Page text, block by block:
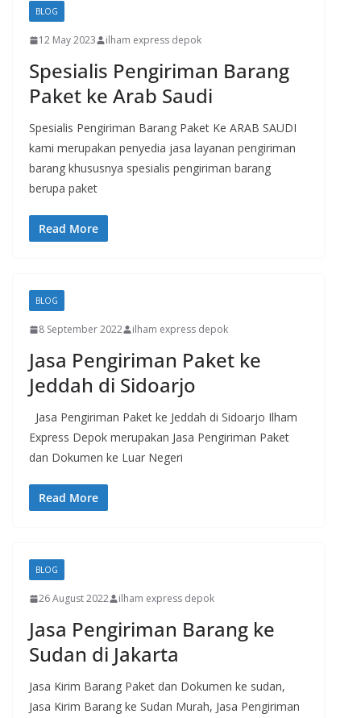
BLOG
12 May 2023 ilham express depok
Spesialis Pengiriman Barang
Paket ke Arab Saudi
Spesialis Pengiriman Barang Paket Ke ARAB SAUDI
kami merupakan penyedia jasa layanan pengiriman
barang khususnya spesialis pengiriman barang
berupa paket
Read More
BLOG
8 September 2022 ilham express depok
Jasa Pengiriman Paket ke
Jeddah di Sidoarjo
Jasa Pengiriman Paket ke Jeddah di Sidoarjo Ilham
Express Depok merupakan Jasa Pengiriman Paket
dan Dokumen ke Luar Negeri
Read More
BLOG
26 August 2022 ilham express depok
Jasa Pengiriman Barang ke
Sudan di Jakarta
Jasa Kirim Barang Paket dan Dokumen ke sudan,
Jasa Kirim Barang ke Sudan Murah, Jasa Pengiriman